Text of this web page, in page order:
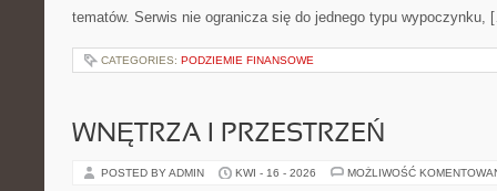
tematów. Serwis nie ogranicza się do jednego typu wypoczynku,
CATEGORIES: PODZIEMIE FINANSOWE
WNĘTRZA I PRZESTRZEŃ
POSTED BY ADMIN KWI - 16 - 2026 MOŻLIWOŚĆ